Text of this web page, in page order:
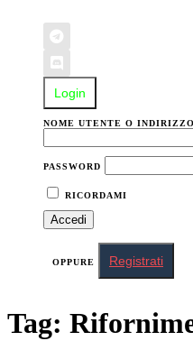
Login
NOME UTENTE O
PASSWORD
RICORDAMI
OPPURE Registrati
Tag: